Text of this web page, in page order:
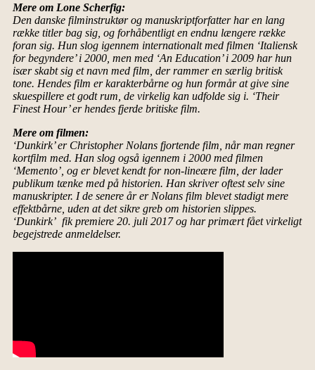
Mere om Lone Scherfig:
Den danske filminstruktør og manuskriptforfatter har en lang
række titler bag sig, og forhåbentligt en endnu længere række
foran sig. Hun slog igennem internationalt med filmen ‘Italiensk
for begyndere’ i 2000, men med ‘An Education’ i 2009 har hun
især skabt sig et navn med film, der rammer en særlig britisk
tone. Hendes film er karakterbårne og hun formår at give sine
skuespillere et godt rum, de virkelig kan udfolde sig i. ‘Their
Finest Hour’ er hendes fjerde britiske film.
Mere om filmen:
‘Dunkirk’ er Christopher Nolans fjortende film, når man regner
kortfilm med. Han slog også igennem i 2000 med filmen
‘Memento’, og er blevet kendt for non-lineære film, der lader
publikum tænke med på historien. Han skriver oftest selv sine
manuskripter. I de senere år er Nolans film blevet stadigt mere
effektbårne, uden at det sikre greb om historien slippes.
‘Dunkirk’ fik premiere 20. juli 2017 og har primært fået virkeligt
begejstrede anmeldelser.